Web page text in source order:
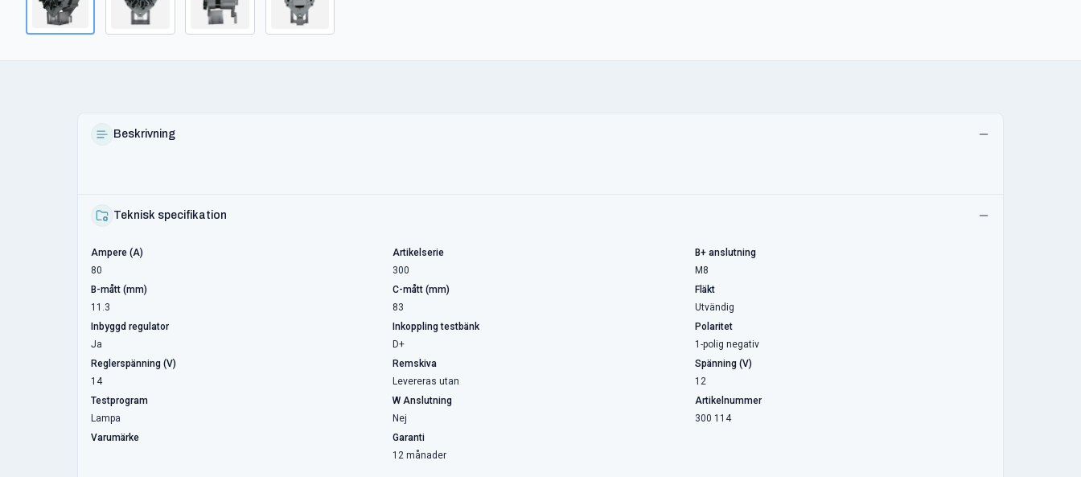
Beskrivning
Teknisk specifikation
Ampere (A)
80
Artikelserie
300
B+ anslutning
M8
B-mått (mm)
11.3
C-mått (mm)
83
Fläkt
Utvändig
Inbyggd regulator
Ja
Inkoppling testbänk
D+
Polaritet
1-polig negativ
Reglerspänning (V)
14
Remskiva
Levereras utan
Spänning (V)
12
Testprogram
Lampa
W Anslutning
Nej
Artikelnummer
300 114
Varumärke
Garanti
12 månader